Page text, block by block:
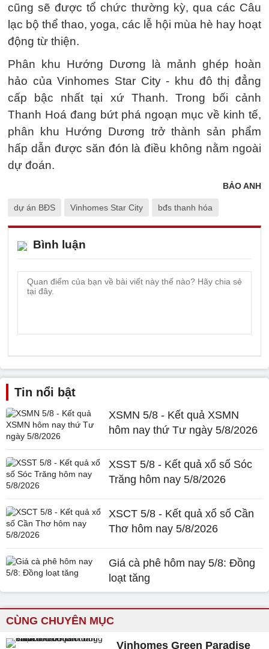
cũng sẽ được tổ chức thường kỳ, qua các Câu
lạc bộ thể thao, yoga, các lễ hội mùa hè hay hoạt
động từ thiện.
Phân khu Hướng Dương là mảnh ghép hoàn
hảo của Vinhomes Star City - khu đô thị đẳng
cấp bậc nhất tại xứ Thanh. Trong bối cảnh
Thanh Hoá đang bứt phá ngoạn mục về kinh tế,
phân khu Hướng Dương trở thành sản phẩm
hấp dẫn được săn đón là điều không nằm ngoài
dự đoán.
BẢO ANH
dự án BĐS Vinhomes Star City bđs thanh hóa
Bình luận
Tin nổi bật
XSMN 5/8 - Kết quả XSMN
hôm nay thứ Tư ngày 5/8/2026
XSST 5/8 - Kết quả xổ số Sóc
Trăng hôm nay 5/8/2026
XSCT 5/8 - Kết quả xổ số Cần
Thơ hôm nay 5/8/2026
Giá cà phê hôm nay 5/8: Đồng
loạt tăng
CÙNG CHUYÊN MỤC
Vinhomes Green Paradise